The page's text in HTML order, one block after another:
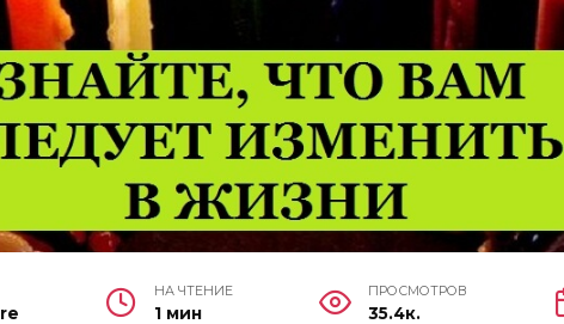
НА ЧТЕНИЕ
1 мин
ПРОСМОТРОВ
35.4к.